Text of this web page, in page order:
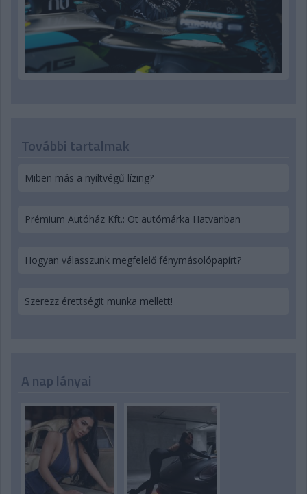
További tartalmak
Miben más a nyíltvégű lízing?
Prémium Autóház Kft.: Öt autómárka Hatvanban
Hogyan válasszunk megfelelő fénymásolópapírt?
Szerezz érettségit munka mellett!
A nap lányai